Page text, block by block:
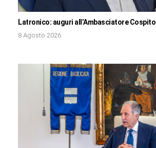
Latronico: auguri all’Ambasciatore Cospito
8 Agosto 2026